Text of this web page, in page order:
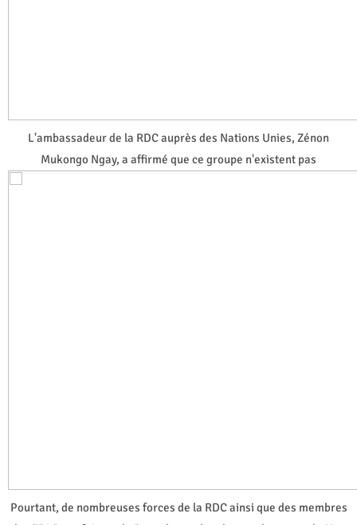
L'ambassadeur de la RDC auprès des Nations Unies, Zénon
Mukongo Ngay, a affirmé que ce groupe n'existent pas
Pourtant, de nombreuses forces de la RDC ainsi que des membres